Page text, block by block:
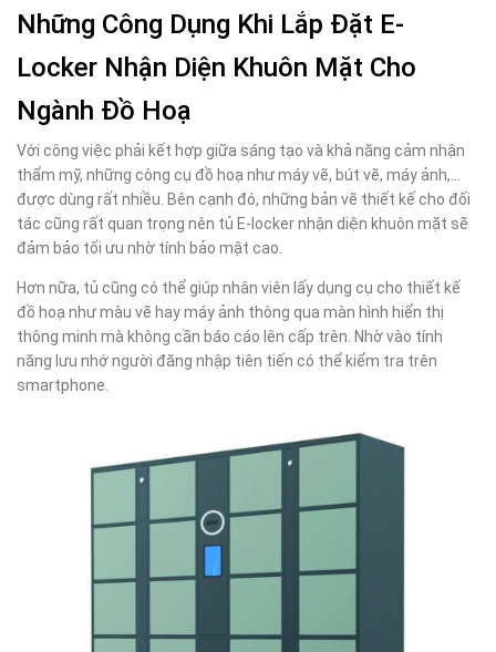
Những Công Dụng Khi Lắp Đặt E-
Locker Nhận Diện Khuôn Mặt Cho
Ngành Đồ Hoạ
Với công việc phải kết hợp giữa sáng tạo và khả năng cảm nhận
thẩm mỹ, những công cụ đồ hoạ như máy vẽ, bút vẽ, máy ảnh,…
được dùng rất nhiều. Bên cạnh đó, những bản vẽ thiết kế cho đối
tác cũng rất quan trọng nên tủ E-locker nhận diện khuôn mặt sẽ
đảm bảo tối ưu nhờ tính bảo mật cao.
Hơn nữa, tủ cũng có thể giúp nhân viên lấy dụng cụ cho thiết kế
đồ hoạ như màu vẽ hay máy ảnh thông qua màn hình hiển thị
thông minh mà không cần báo cáo lên cấp trên. Nhờ vào tính
năng lưu nhớ người đăng nhập tiên tiến có thể kiểm tra trên
smartphone.